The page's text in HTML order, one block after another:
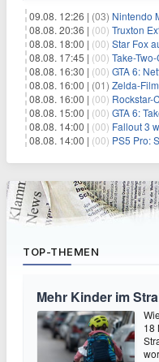
09.08. 12:26 | (03) Nintendo
08.08. 20:36 | (00) Truxton
08.08. 18:00 | (00) Star Fox
08.08. 17:45 | (00) Take-Two-Chef
08.08. 16:30 | (00) GTA 6: Netflix
08.08. 16:00 | (01) Zelda-Film:
08.08. 16:00 | (00) Rockstar-
08.08. 15:00 | (00) GTA 6: Take-Two
08.08. 14:00 | (00) Fallout 3
08.08. 14:00 | (00) PS5 Pro:
TOP-THEMEN
Mehr Kinder im
18